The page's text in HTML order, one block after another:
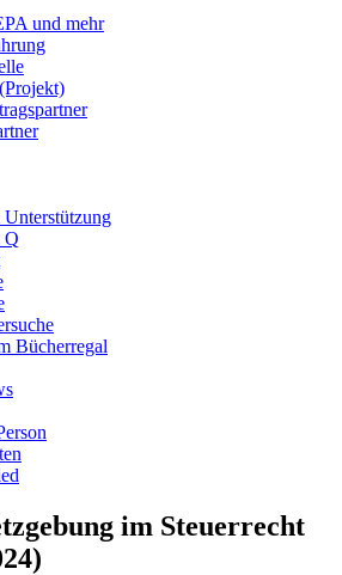
und mehr
Q
Bücherregal
im Steuerrecht